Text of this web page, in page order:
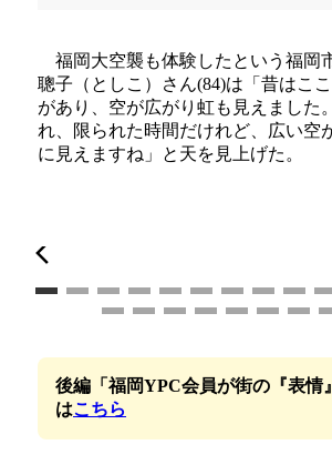
福岡大空襲も体験したという福岡
聰子（としこ）さん(84)は「昔はこ
があり、空が広がり虹も見えました
れ、限られた時間だけれど、広い空
に見えますね」と天を見上げた。
後編「福岡YPC会員が街の『表情
はこちら